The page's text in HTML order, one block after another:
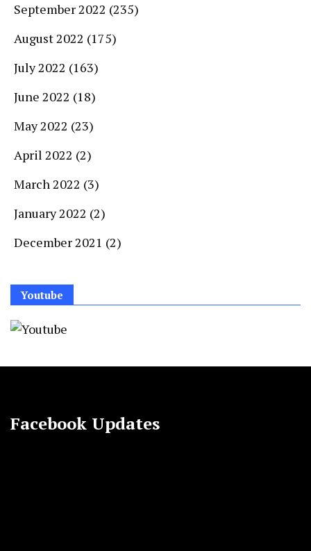
September 2022 (235)
August 2022 (175)
July 2022 (163)
June 2022 (18)
May 2022 (23)
April 2022 (2)
March 2022 (3)
January 2022 (2)
December 2021 (2)
Youtube
Facebook Updates